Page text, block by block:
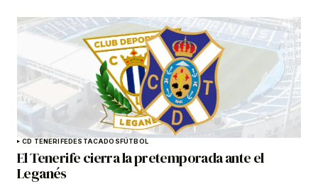
CD TENERIFEDESTACADOSFÚTBOL
El Tenerife cierra la pretemporada ante el
Leganés